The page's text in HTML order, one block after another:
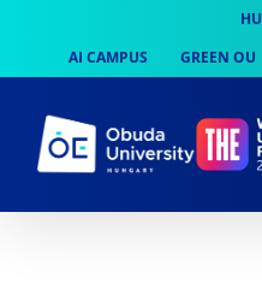
content
HU
AI CAMPUS
GREEN OU